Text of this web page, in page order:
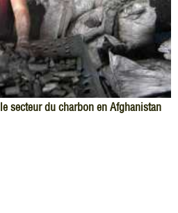
secteur du charbon en Afghanistan